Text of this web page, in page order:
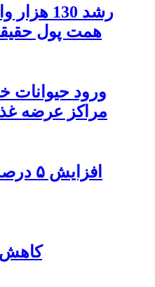
همت پول حقیقی/
ورود حیوانات
مراکز عرضه
کاهش